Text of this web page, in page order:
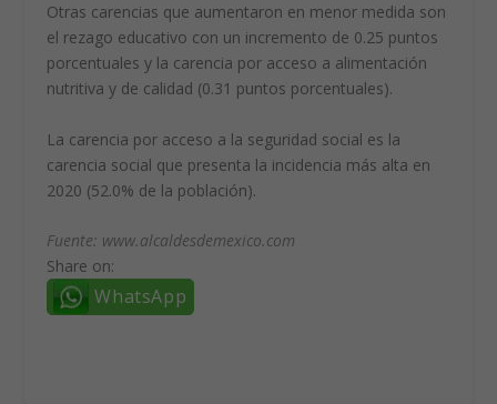
Otras carencias que aumentaron en menor medida son
el rezago educativo con un incremento de 0.25 puntos
porcentuales y la carencia por acceso a alimentación
nutritiva y de calidad (0.31 puntos porcentuales).
La carencia por acceso a la seguridad social es la
carencia social que presenta la incidencia más alta en
2020 (52.0% de la población).
Fuente: www.alcaldesdemexico.com
Share on:
WhatsApp